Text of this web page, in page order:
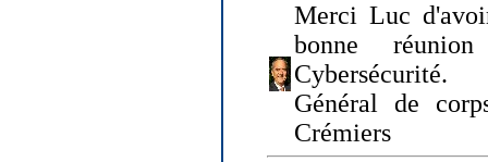
Merci Luc
bonne
Cybersécurité.
Général de
Crémiers